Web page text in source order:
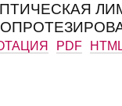
PDF